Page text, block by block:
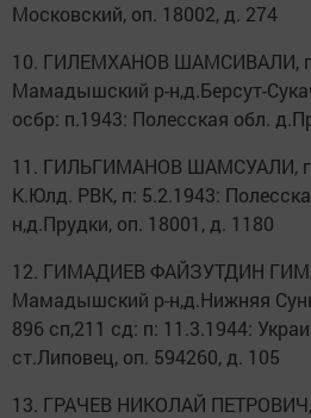
Московский, оп. 18002, д. 274
10. ГИЛЕМХАНОВ ШАМСИВАЛИ,
Мамадышский р-н,д.Берсут-
осбр: п.1943: Полесская обл.
11. ГИЛЬГИМАНОВ ШАМСУАЛИ,
К.Юлд. РВК, п: 5.2.1943:
н,д.Прудки, оп. 18001, д. 1180
12. ГИМАДИЕВ ФАЙЗУТДИН
Мамадышский р-н,д.Нижняя
896 сп,211 сд: п: 11.3.1944:
ст.Липовец, оп. 594260, д. 105
13. ГРАЧЕВ НИКОЛАЙ ПЕТРОВИЧ,